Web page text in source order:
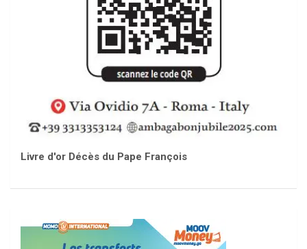
Livre d'or Décès du Pape François